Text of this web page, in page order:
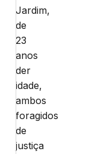
Jardim,
de
23
anos
der
idade,
ambos
foragidos
de
justiça